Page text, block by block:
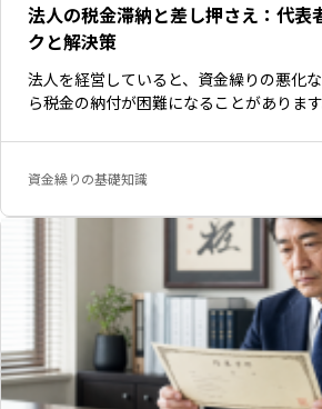
法人の税金滞納と差し押さえ：代表
クと解決策
法人を経営していると、資金繰りの悪化
ら税金の納付が困難になることがありま
資金繰りの基礎知識